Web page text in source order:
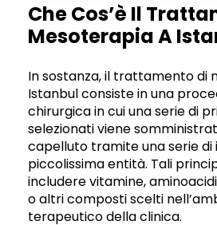
Che Cos’è Il
Mesoterapia A
In sostanza, il trattamento di
Istanbul consiste in una
chirurgica in cui una serie di
selezionati viene
capelluto tramite una serie di
piccolissima entità. Tali
includere vitamine,
o altri composti scelti
terapeutico della clinica.